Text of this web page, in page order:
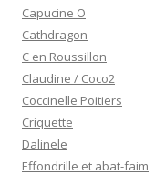
Capucine O
Cathdragon
C en Roussillon
Claudine / Coco2
Coccinelle Poitiers
Criquette
Dalinele
Effondrille et abat-faim